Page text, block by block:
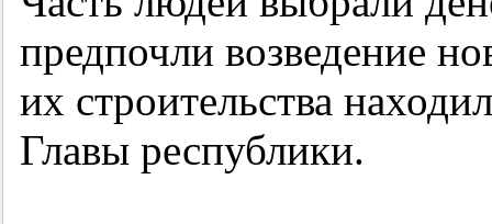
предпочли возведение
их строительства
Главы республики.